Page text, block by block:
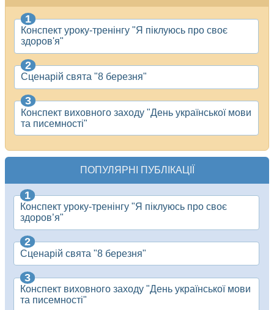
Конспект уроку-тренінгу "Я піклуюсь про своє
здоров'я"
Сценарій свята "8 березня"
Конспект виховного заходу "День української мови
та писемності"
ПОПУЛЯРНІ ПУБЛІКАЦІЇ
Конспект уроку-тренінгу "Я піклуюсь про своє
здоров’я"
Сценарій свята "8 березня"
Конспект виховного заходу "День української мови
та писемності"